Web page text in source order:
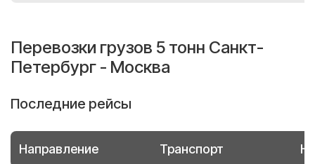
Перевозки грузов 5 тонн Санкт-
Петербург - Москва
Последние рейсы
Направление Транспорт